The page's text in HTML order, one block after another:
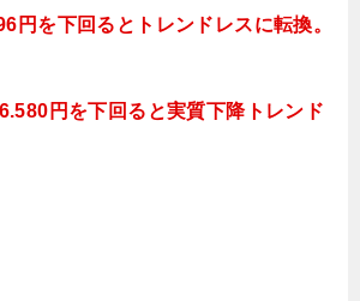
円を下回るとトレンドレスに転換。
円を下回ると実質下降トレンド